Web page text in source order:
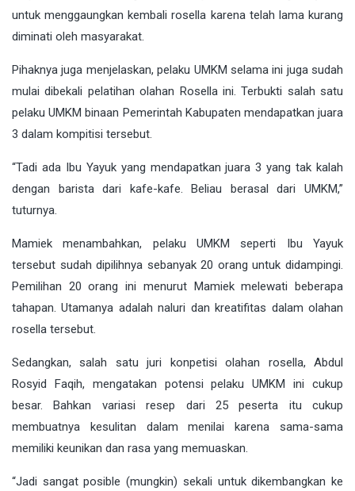
untuk menggaungkan kembali rosella karena telah lama kurang
diminati oleh masyarakat.
Pihaknya juga menjelaskan, pelaku UMKM selama ini juga sudah
mulai dibekali pelatihan olahan Rosella ini. Terbukti salah satu
pelaku UMKM binaan Pemerintah Kabupaten mendapatkan juara
3 dalam kompitisi tersebut.
“Tadi ada Ibu Yayuk yang mendapatkan juara 3 yang tak kalah
dengan barista dari kafe-kafe. Beliau berasal dari UMKM,”
tuturnya.
Mamiek menambahkan, pelaku UMKM seperti Ibu Yayuk
tersebut sudah dipilihnya sebanyak 20 orang untuk didampingi.
Pemilihan 20 orang ini menurut Mamiek melewati beberapa
tahapan. Utamanya adalah naluri dan kreatifitas dalam olahan
rosella tersebut.
Sedangkan, salah satu juri konpetisi olahan rosella, Abdul
Rosyid Faqih, mengatakan potensi pelaku UMKM ini cukup
besar. Bahkan variasi resep dari 25 peserta itu cukup
membuatnya kesulitan dalam menilai karena sama-sama
memiliki keunikan dan rasa yang memuaskan.
“Jadi sangat posible (mungkin) sekali untuk dikembangkan ke